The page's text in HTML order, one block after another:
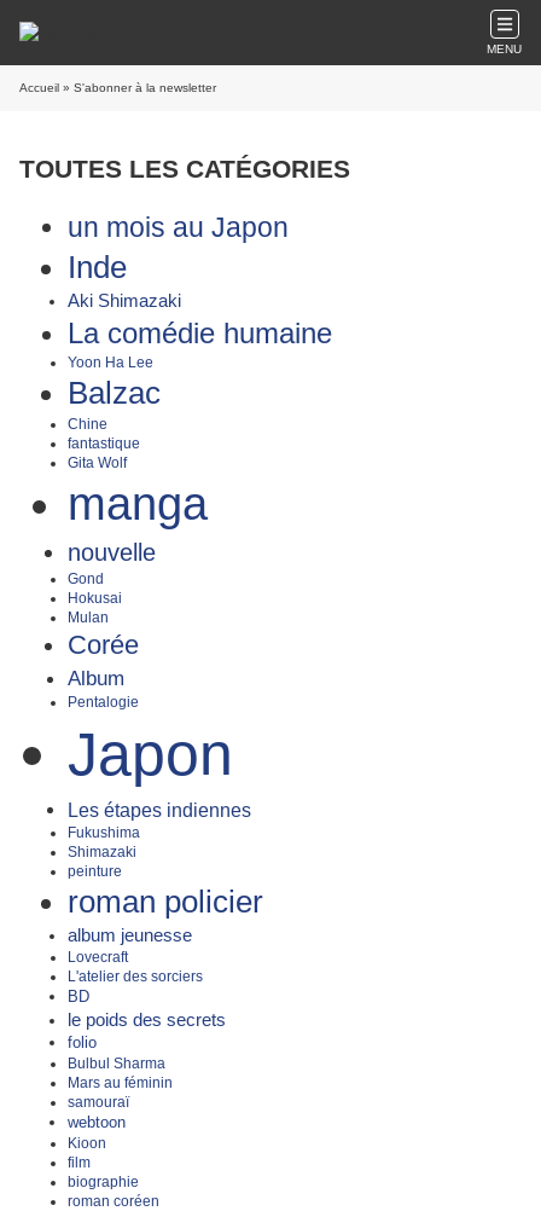
MENU
Accueil » S'abonner à la newsletter
TOUTES LES CATÉGORIES
un mois au Japon
Inde
Aki Shimazaki
La comédie humaine
Yoon Ha Lee
Balzac
Chine
fantastique
Gita Wolf
manga
nouvelle
Gond
Hokusai
Mulan
Corée
Album
Pentalogie
Japon
Les étapes indiennes
Fukushima
Shimazaki
peinture
roman policier
album jeunesse
Lovecraft
L'atelier des sorciers
BD
le poids des secrets
folio
Bulbul Sharma
Mars au féminin
samouraï
webtoon
Kioon
film
biographie
roman coréen